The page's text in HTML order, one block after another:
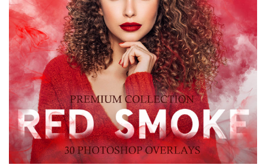
(1783 Overlays)
Large 6000*4000px
ดาวน์โหลดฟรี